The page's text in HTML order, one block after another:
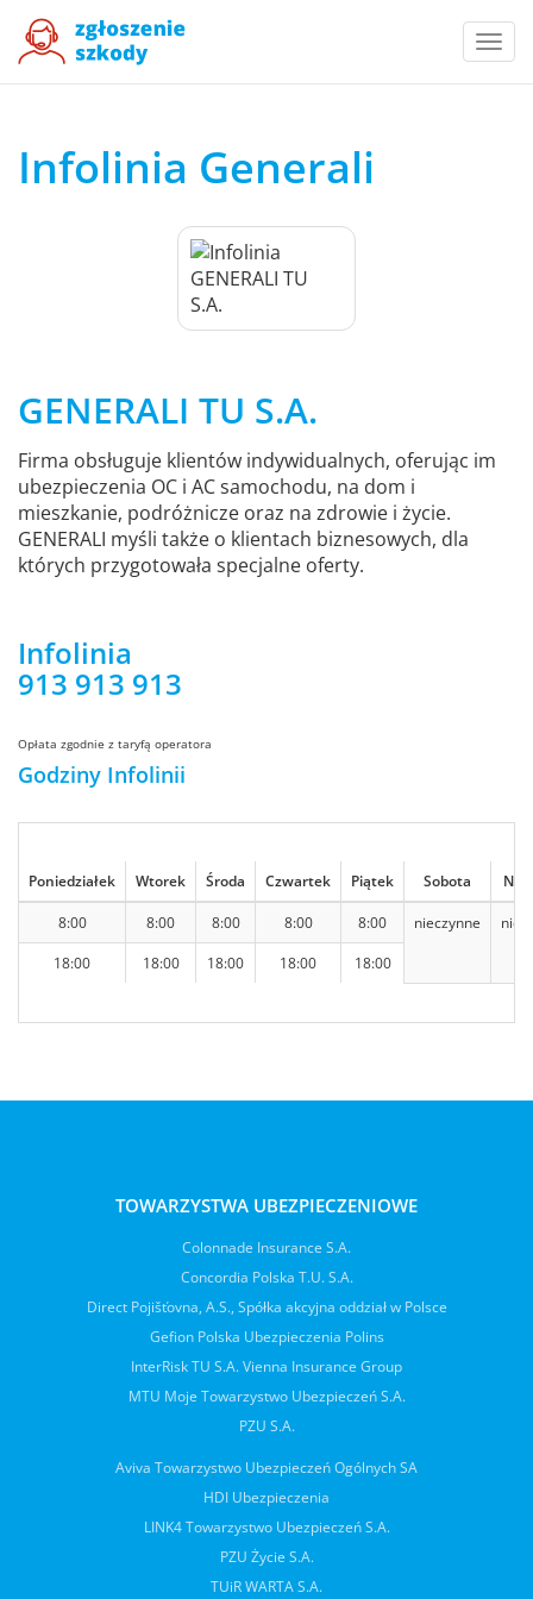
Infolinia Generali
GENERALI TU S.A.
Firma obsługuje klientów indywidualnych, oferując im
ubezpieczenia OC i AC samochodu, na dom i
mieszkanie, podróżnicze oraz na zdrowie i życie.
GENERALI myśli także o klientach biznesowych, dla
których przygotowała specjalne oferty.
Infolinia
913 913 913
Opłata zgodnie z taryfą operatora
Godziny Infolinii
Poniedziałek Wtorek Środa Czwartek Piątek Sobota
8:00 8:00 8:00 8:00 8:00 nieczynne
18:00
18:00 18:00 18:00 18:00
TOWARZYSTWA UBEZPIECZENIOWE
Colonnade Insurance S.A.
Concordia Polska T.U. S.A.
Direct Pojišťovna, A.S., Spółka akcyjna oddział w Polsce
Gefion Polska Ubezpieczenia Polins
InterRisk TU S.A. Vienna Insurance Group
MTU Moje Towarzystwo Ubezpieczeń S.A.
PZU S.A.
Aviva Towarzystwo Ubezpieczeń Ogólnych SA
HDI Ubezpieczenia
LINK4 Towarzystwo Ubezpieczeń S.A.
PZU Życie S.A.
TUiR WARTA S.A.